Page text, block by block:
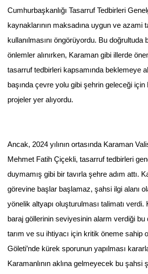
Cumhurbaşkanlığı Tasarruf Tedbirleri
kaynaklarının maksadına uygun ve azami
kullanılmasını öngörüyordu. Bu doğrultuda
önlemler alınırken, Karaman gibi illerde
tasarruf tedbirleri kapsamında beklemeye
başında çevre yolu gibi şehrin geleceği
projeler yer alıyordu.
Ancak, 2024 yılının ortasında Karaman
Mehmet Fatih Çiçekli, tasarruf tedbirleri
duymamış gibi bir tavırla şehre adım attı.
görevine başlar başlamaz, şahsi ilgi alanı
yönelik altyapı oluşturulması talimatı verdi.
baraj göllerinin seviyesinin alarm verdiği
tarım ve su ihtiyacı için kritik öneme sahip
Göleti’nde kürek sporunun yapılması
Karamanlının aklına gelmeyecek bu şahsi